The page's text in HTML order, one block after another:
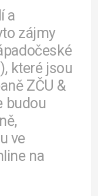
a
zájmy
které jsou
ZČU &
budou
ve
na